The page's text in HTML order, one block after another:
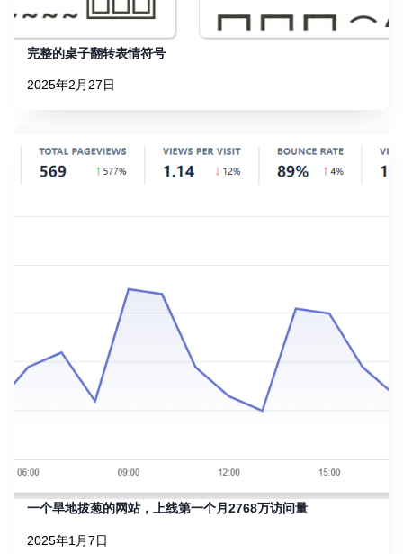
完整的桌子翻转表情符号
2025年2月27日
一个旱地拔葱的网站，上线第一个月2768万访问量
2025年1月7日